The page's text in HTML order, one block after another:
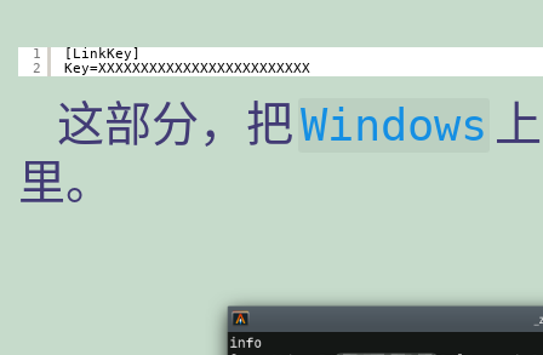
1
2
[LinkKey]
Key=XXXXXXXXXXXXXXXXXXXXXXXXX
这部分，把Windows
里。